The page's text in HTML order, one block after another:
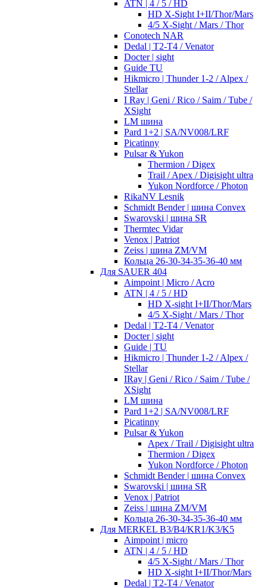
ATN | 4 / 5 / HD
HD X-Sight I+II/Thor/Mars
4/5 X-Sight / Mars / Thor
Conotech NAR
Dedal | T2-T4 / Venator
Docter | sight
Guide TU
Hikmicro | Thunder 1-2 / Alpex /
Stellar
I Ray | Geni / Rico / Saim / Tube /
XSight
LM шина
Pard 1+2 | SA/NV008/LRF
Picatinny
Pulsar & Yukon
Thermion / Digex
Trail / Apex / Digisight ultra
Yukon Nordforce / Photon
RikaNV Lesnik
Schmidt Bender | шина Convex
Swarovski | шина SR
Thermtec Vidar
Venox | Patriot
Zeiss | шина ZM/VM
Кольца 26-30-34-35-36-40 мм
Для SAUER 404
Aimpoint | Micro / Acro
ATN | 4 / 5 / HD
HD X-sight I+II/Thor/Mars
4/5 X-Sight / Mars / Thor
Dedal | T2-T4 / Venator
Docter | sight
Guide | TU
Hikmicro | Thunder 1-2 / Alpex /
Stellar
IRay | Geni / Rico / Saim / Tube /
XSight
LM шина
Pard 1+2 | SA/NV008/LRF
Picatinny
Pulsar & Yukon
Apex / Trail / Digisight ultra
Thermion / Digex
Yukon Nordforce / Photon
Schmidt Bender | шина Convex
Swarovski | шина SR
Venox | Patriot
Zeiss | шина ZM/VM
Кольца 26-30-34-35-36-40 мм
Для MERKEL B3/B4/KR1/K3/K5
Aimpoint | micro
ATN | 4 / 5 / HD
4/5 X-Sight / Mars / Thor
HD X-sight I+II/Thor/Mars
Dedal | T2-T4 / Venator